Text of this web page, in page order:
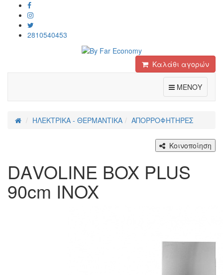
2810540453
Καλάθι αγορών
ΜΕΝΟΥ
ΗΛΕΚΤΡΙΚΑ - ΘΕΡΜΑΝΤΙΚΑ ΑΠΟΡΡΟΦΗΤΗΡΕΣ
Κοινοποίηση
DΑVOLINE BOX PLUS
90cm INOX